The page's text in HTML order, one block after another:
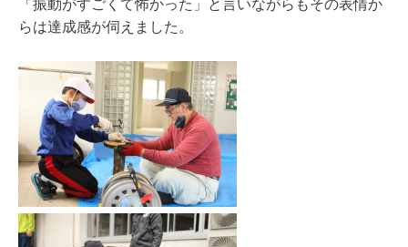
「振動がすごくて怖かった」と言いながらもその表情か
らは達成感が伺えました。